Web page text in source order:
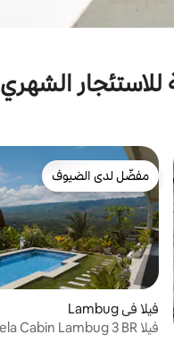
للاستئجار الشهري
مفضّل لدى الضيوف
مفضّل لدى الضيوف
فيلا في Lambug
فيلا Sondela Cabin Lambug 3 BR الحصرية